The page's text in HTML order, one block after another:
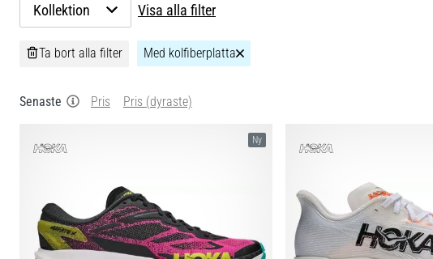
Kollektion Visa alla filter
Ta bort alla filter Med kolfiberplatta
Senaste Pris Pris (dyraste)
Ny